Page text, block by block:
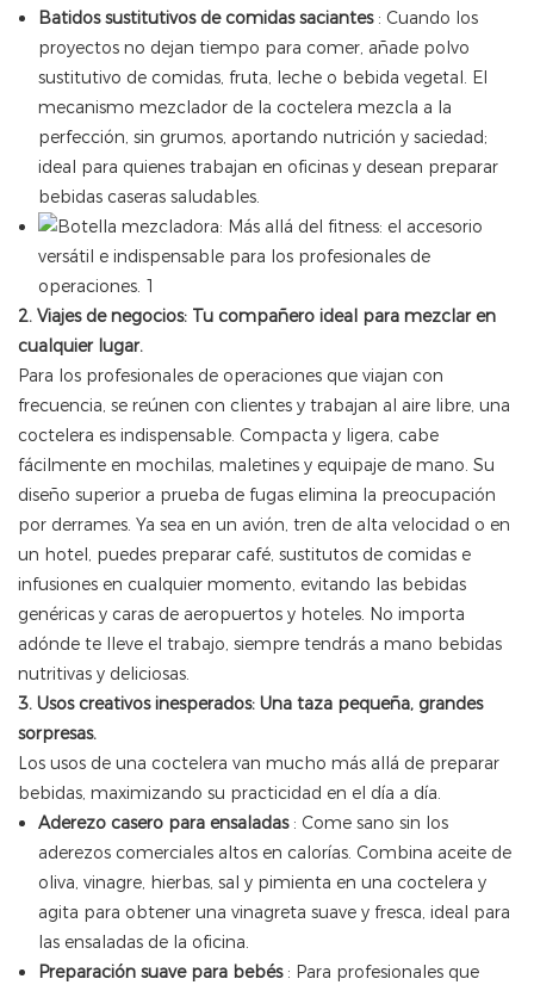
Batidos sustitutivos de comidas saciantes: Cuando los
proyectos no dejan tiempo para comer, añade polvo
sustitutivo de comidas, fruta, leche o bebida vegetal. El
mecanismo mezclador de la coctelera mezcla a la
perfección, sin grumos, aportando nutrición y saciedad;
ideal para quienes trabajan en oficinas y desean preparar
bebidas caseras saludables.
2. Viajes de negocios: Tu compañero ideal para mezclar en
cualquier lugar.
Para los profesionales de operaciones que viajan con
frecuencia, se reúnen con clientes y trabajan al aire libre, una
coctelera es indispensable. Compacta y ligera, cabe
fácilmente en mochilas, maletines y equipaje de mano. Su
diseño superior a prueba de fugas elimina la preocupación
por derrames. Ya sea en un avión, tren de alta velocidad o en
un hotel, puedes preparar café, sustitutos de comidas e
infusiones en cualquier momento, evitando las bebidas
genéricas y caras de aeropuertos y hoteles. No importa
adónde te lleve el trabajo, siempre tendrás a mano bebidas
nutritivas y deliciosas.
3. Usos creativos inesperados: Una taza pequeña, grandes
sorpresas.
Los usos de una coctelera van mucho más allá de preparar
bebidas, maximizando su practicidad en el día a día.
Aderezo casero para ensaladas: Come sano sin los
aderezos comerciales altos en calorías. Combina aceite de
oliva, vinagre, hierbas, sal y pimienta en una coctelera y
agita para obtener una vinagreta suave y fresca, ideal para
las ensaladas de la oficina.
Preparación suave para bebés: Para profesionales que